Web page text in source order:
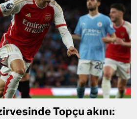
Topçu akını: